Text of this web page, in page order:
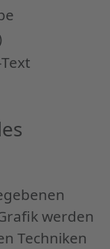
werden
Techniken